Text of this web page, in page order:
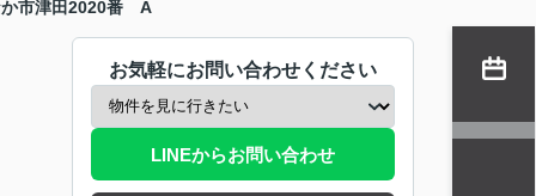
市津田2020番 A
お気軽にお問い合わせください
LINEからお問い合わせ